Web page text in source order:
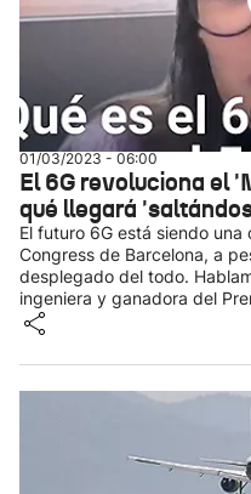
01/03/2023 - 06:00
El 6G revoluciona el
qué llegará
El futuro 6G está siendo
Congress de Barcelona, a
desplegado del todo.
ingeniera y ganadora del